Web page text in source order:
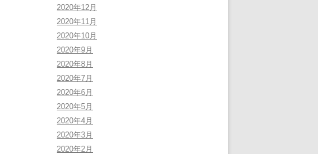
2020年12月
2020年11月
2020年10月
2020年9月
2020年8月
2020年7月
2020年6月
2020年5月
2020年4月
2020年3月
2020年2月